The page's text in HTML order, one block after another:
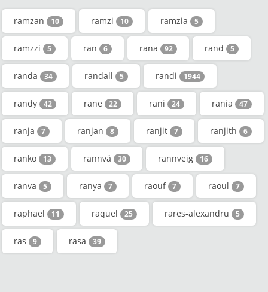
ramzan 10 ramzi 10 ramzia 5
ramzzi 5 ran 6 rana 92 rand 5
randa 34 randall 5 randi 1944
randy 42 rane 22 rani 24 rania 47
ranja 7 ranjan 8 ranjit 7 ranjith 6
ranko 13 rannvá 30 rannveig 16
ranva 5 ranya 7 raouf 7 raoul 7
raphael 11 raquel 25 rares-alexandru 5
ras 9 rasa 39